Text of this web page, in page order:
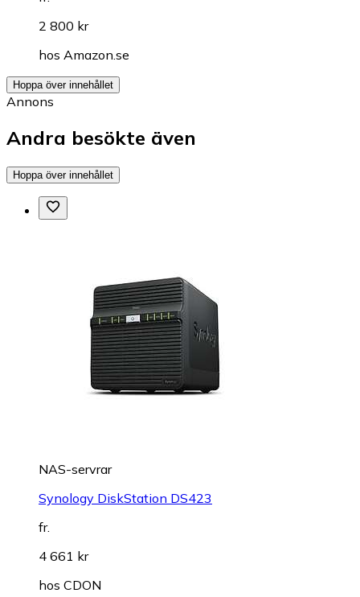
2 800 kr
hos Amazon.se
Hoppa över innehållet
Annons
Andra besökte även
Hoppa över innehållet
NAS-servrar
Synology DiskStation DS423
fr.
4 661 kr
hos CDON